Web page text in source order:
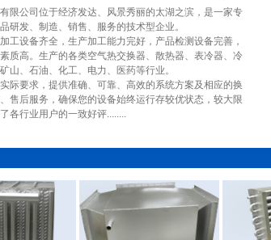
？
公司位于经济发达、风景秀丽的太湖之滨，是一家专
研发、制造、销售、服务的技术型企业。
设备齐全，生产加工能力完好，产品检测设备完善，
质高。生产的各类空气热交换器、散热器、表冷器、冷
山、石油、化工、电力、医药等行业。
要求，提供准确、可靠、高效的系统方案及相应的换
售后服务，确保您的设备始终运行存较优状态，较大限
各行业用户的一致好评........